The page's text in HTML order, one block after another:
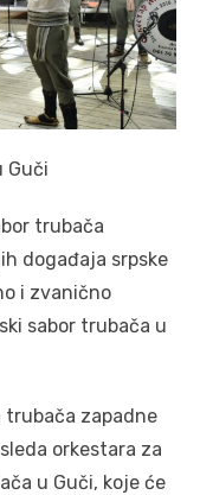
Guči
trubača
događaja srpske
i zvanično
sabor trubača u
trubača zapadne
orkestara za
u Guči, koje će